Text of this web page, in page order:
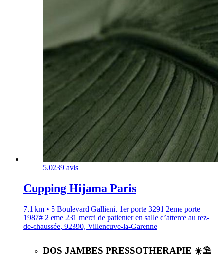
5.0239 avis
Cupping Hijama Paris
7,1 km • 5 Boulevard Gallieni, 1er porte 3291 2eme porte
1987# 2 eme 231 merci de patienter en salle d’attente au rez-
de-chaussée, 92390, Villeneuve-la-Garenne
DOS JAMBES PRESSOTHERAPIE ☀️⛱️